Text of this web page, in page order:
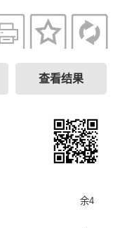
查看结果
余4